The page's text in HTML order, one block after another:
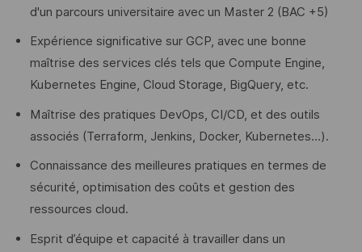
d'un parcours universitaire avec un Master 2 (BAC +5)
Expérience significative sur GCP, avec une bonne
maîtrise des services clés tels que Compute Engine,
Kubernetes Engine, Cloud Storage, BigQuery, etc.
Maîtrise des pratiques DevOps, CI/CD, et des outils
associés (Terraform, Jenkins, Docker, Kubernetes…).
Connaissance des meilleures pratiques en termes de
sécurité, optimisation des coûts et gestion des
ressources cloud.
Esprit d’équipe et capacité à travailler dans un